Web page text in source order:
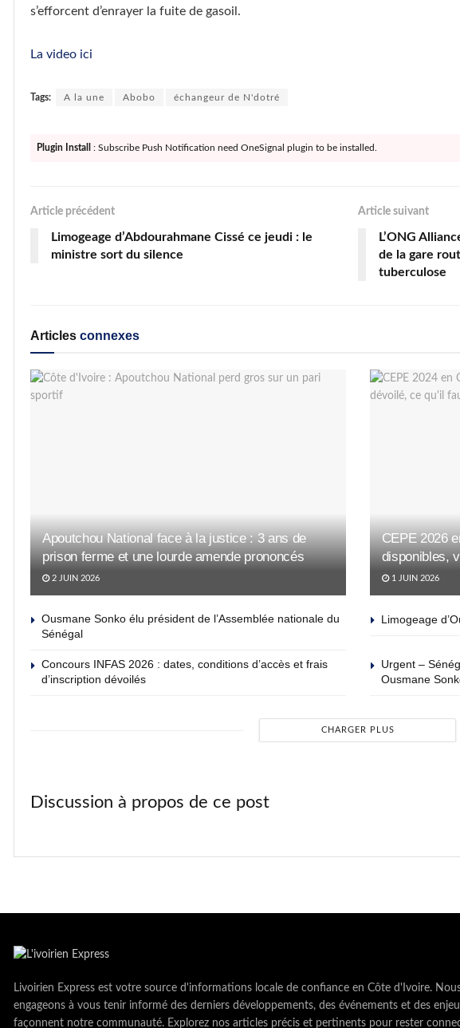
s’efforcent d’enrayer la fuite de gasoil.
La video ici
Tags: A la une Abobo échangeur de N'dotré
Plugin Install : Subscribe Push Notification need OneSignal plugin to be installed.
Article précédent
Limogeage d’Abdourahmane Cissé ce jeudi : le
ministre sort du silence
Article suivant
L’ONG
de la gare
tuberculose
Articles connexes
Apoutchou National face à la justice : 3 ans de
prison ferme et une lourde amende prononcés
2 JUIN 2026
CEPE 2026
disponibles,
1 JUIN 2026
Ousmane Sonko élu président de l’Assemblée nationale du
Sénégal
Limogeage
Concours INFAS 2026 : dates, conditions d’accès et frais
d’inscription dévoilés
Urgent –
Ousmane
CHARGER PLUS
Discussion à propos de ce post
Livoirien Express est votre source d'informations locale de confiance en Côte d'Ivoire.
engageons à vous tenir informé des derniers développements, des événements et des
façonnent notre communauté. Explorez nos articles précis et pertinents pour rester